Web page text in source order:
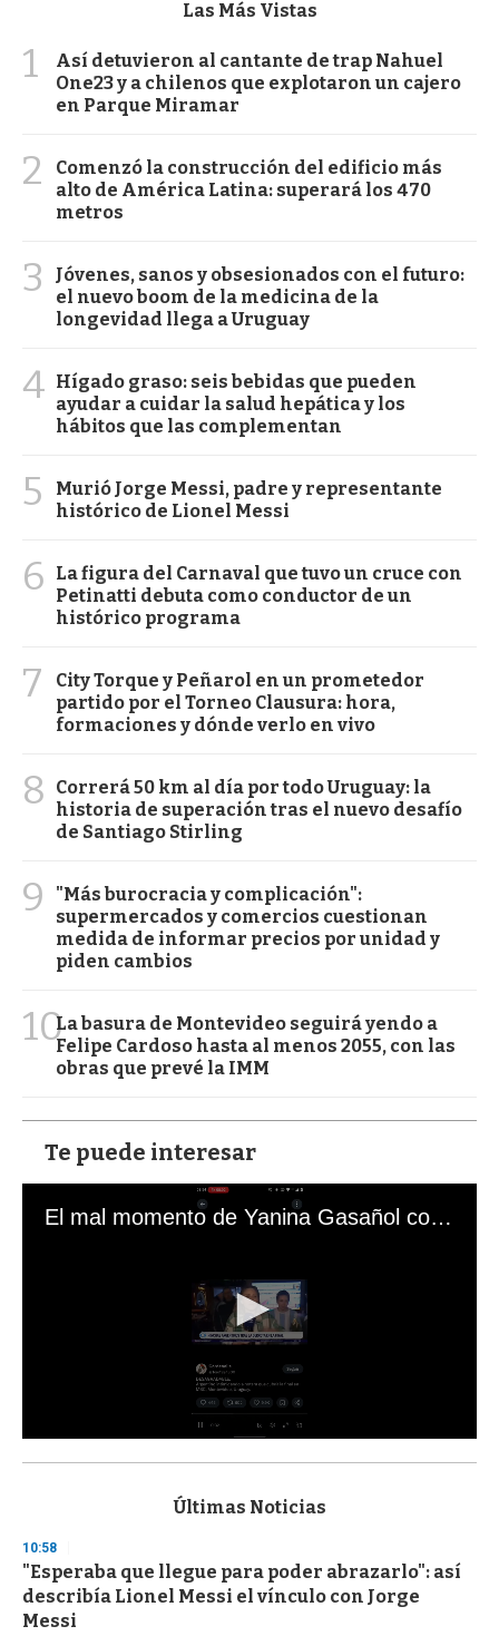
Las Más Vistas
1
Así detuvieron al cantante de trap Nahuel
One23 y a chilenos que explotaron un cajero
en Parque Miramar
2
Comenzó la construcción del edificio más
alto de América Latina: superará los 470
metros
3
Jóvenes, sanos y obsesionados con el futuro:
el nuevo boom de la medicina de la
longevidad llega a Uruguay
4 Hígado graso: seis bebidas que pueden
ayudar a cuidar la salud hepática y los
hábitos que las complementan
5
Murió Jorge Messi, padre y representante
histórico de Lionel Messi
6
La figura del Carnaval que tuvo un cruce con
Petinatti debuta como conductor de un
histórico programa
7
City Torque y Peñarol en un prometedor
partido por el Torneo Clausura: hora,
formaciones y dónde verlo en vivo
8
Correrá 50 km al día por todo Uruguay: la
historia de superación tras el nuevo desafío
de Santiago Stirling
9
"Más burocracia y complicación":
supermercados y comercios cuestionan
medida de informar precios por unidad y
piden cambios
10La basura de Montevideo seguirá yendo a
Felipe Cardoso hasta al menos 2055, con las
obras que prevé la IMM
Te puede interesar
El mal momento de Yanina Gasañol con un hincha argentino en "Subrayado"
s
d
s
o
f
3
Últimas Noticias
10:58
"Esperaba que llegue para poder abrazarlo": así
describía Lionel Messi el vínculo con Jorge
Messi